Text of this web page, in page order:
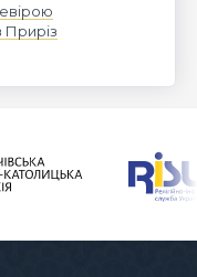
Приріз